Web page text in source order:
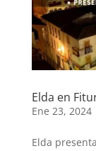
Elda en
Ene 23, 2024
Elda